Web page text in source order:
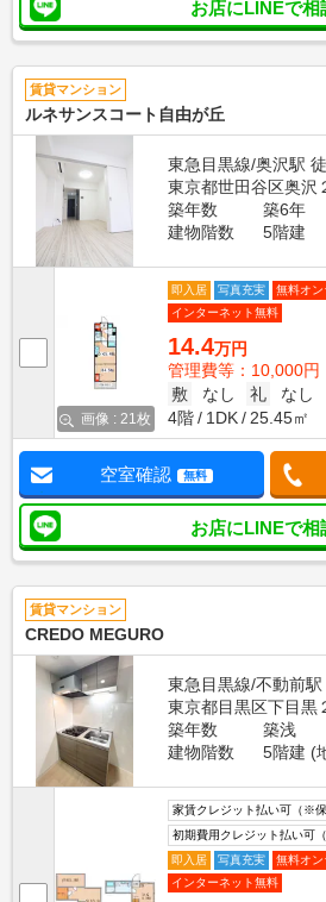
お店にLINEで相
賃貸マンション
ルネサンスコート自由が丘
東急目黒線/奥沢駅
東京都世田谷区奥沢
築年数
築6年
建物階数
5階建
画像 : 21枚
即入居 写真充実
無料オ
インターネット無料
14.4万円
管理費等：10,000円
敷
なし 礼
なし
4階
1DK 25.45㎡
空室確認 無料
お店にLINEで相
賃貸マンション
CREDO MEGURO
東急目黒線/不動前
東京都目黒区下目黒
築年数
築浅
建物階数
5階建 (
家賃クレジット払い可（※保
初期費用クレジット払い可
即入居
写真充実
無料オ
インターネット無料